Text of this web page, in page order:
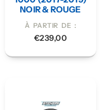
NOIR & ROUGE
À PARTIR DE :
€239,00